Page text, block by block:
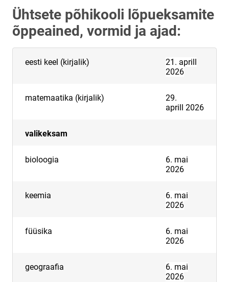
Ühtsete põhikooli lõpueksamite
õppeained, vormid ja ajad:
eesti keel (kirjalik)
21. aprill
2026
matemaatika (kirjalik)
29.
aprill 2026
valikeksam
bioloogia
6. mai
2026
keemia
6. mai
2026
füüsika
6. mai
2026
geograafia
6. mai
2026